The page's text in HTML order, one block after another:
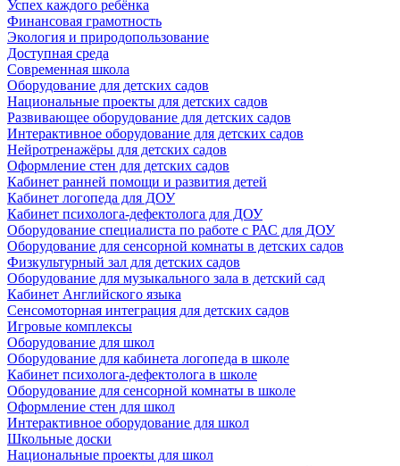
Успех каждого ребёнка
Финансовая грамотность
Экология и природопользование
Доступная среда
Современная школа
Оборудование для детских садов
Национальные проекты для детских садов
Развивающее оборудование для детских садов
Интерактивное оборудование для детских садов
Нейротренажёры для детских садов
Оформление стен для детских садов
Кабинет ранней помощи и развития детей
Кабинет логопеда для ДОУ
Кабинет психолога-дефектолога для ДОУ
Оборудование специалиста по работе с РАС для ДОУ
Оборудование для сенсорной комнаты в детских садов
Физкультурный зал для детских садов
Оборудование для музыкального зала в детский сад
Кабинет Английского языка
Сенсомоторная интеграция для детских садов
Игровые комплексы
Оборудование для школ
Оборудование для кабинета логопеда в школе
Кабинет психолога-дефектолога в школе
Оборудование для сенсорной комнаты в школе
Оформление стен для школ
Интерактивное оборудование для школ
Школьные доски
Национальные проекты для школ